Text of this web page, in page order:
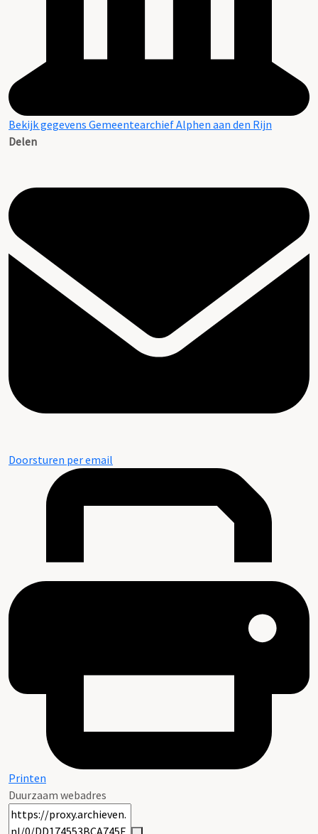
Bekijk gegevens Gemeentearchief Alphen aan den Rijn
Delen
Doorsturen per email
Printen
Duurzaam webadres